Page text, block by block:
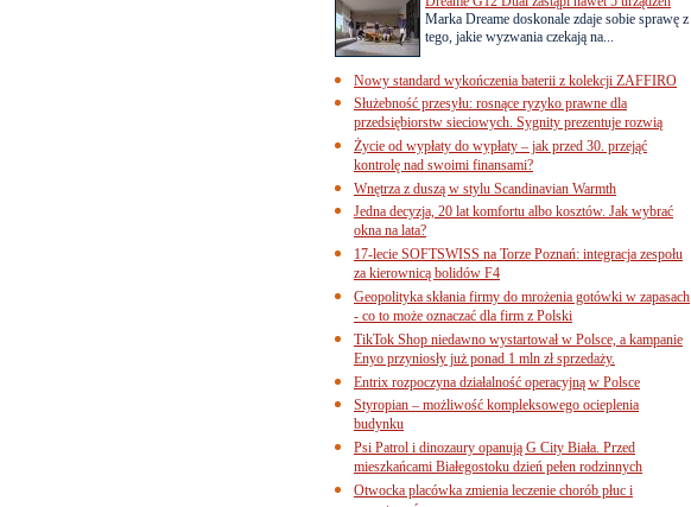
Marka Dreame doskonale zdaje sobie sprawę z
tego, jakie wyzwania czekają na...
Nowy standard wykończenia baterii z kolekcji ZAFFIRO
Służebność przesyłu: rosnące ryzyko prawne dla
przedsiębiorstw sieciowych. Sygnity prezentuje rozwią
Życie od wypłaty do wypłaty – jak przed 30. przejąć
kontrolę nad swoimi finansami?
Wnętrza z duszą w stylu Scandinavian Warmth
Jedna decyzja, 20 lat komfortu albo kosztów. Jak wybrać
okna na lata?
17-lecie SOFTSWISS na Torze Poznań: integracja zespołu
za kierownicą bolidów F4
Geopolityka skłania firmy do mrożenia gotówki w zapasach
- co to może oznaczać dla firm z Polski
TikTok Shop niedawno wystartował w Polsce, a kampanie
Enyo przyniosły już ponad 1 mln zł sprzedaży.
Entrix rozpoczyna działalność operacyjną w Polsce
Styropian – możliwość kompleksowego ocieplenia
budynku
Psi Patrol i dinozaury opanują G City Biała. Przed
mieszkańcami Białegostoku dzień pełen rodzinnych
Otwocka placówka zmienia leczenie chorób płuc i